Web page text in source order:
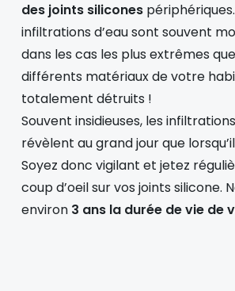
des joints siliconespériphériques.
infiltrations d’eau sont souvent
dans les cas les plus extrêmes
différents matériaux de votre
totalement détruits !
Souvent insidieuses, les
révèlent au grand jour que
Soyez donc vigilant et jetez
coup d’oeil sur vos joints silicone.
environ 3 ans la durée de vie de